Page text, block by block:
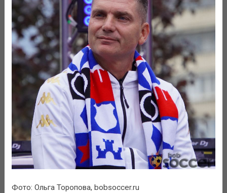
Фото: Ольга Торопова, bobsoccer.ru